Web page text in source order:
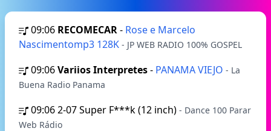
09:06 RECOMECAR- Rose e Marcelo
Nascimentomp3 128K - JP WEB RADIO 100% GOSPEL
09:06Variios Interpretes- PANAMA VIEJO - La
Buena Radio Panama
09:062-07 Super F***k (12 inch) - Dance 100 Parar
Web Rádio